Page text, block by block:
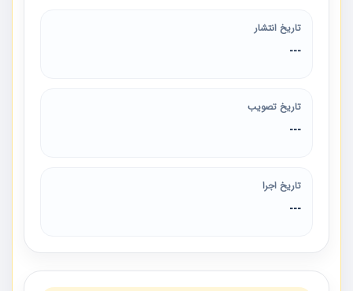
تاریخ انتشار
---
تاریخ تصویب
---
تاریخ اجرا
---